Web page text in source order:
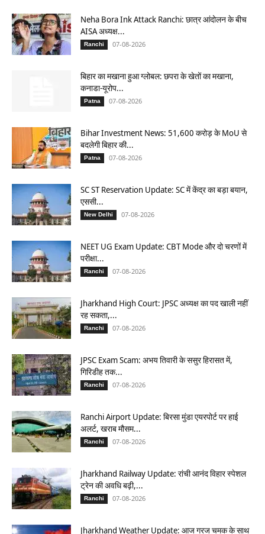
Neha Bora Ink Attack Ranchi: छात्र आंदोलन के बीच
AISA अध्यक्ष...
Ranchi 07-08-2026
बिहार का मखाना हुआ ग्लोबल: छपरा के खेतों का मखाना,
कनाडा-यूरोप...
Patna 07-08-2026
Bihar Investment News: 51,600 करोड़ के MoU से
बदलेगी बिहार की...
Patna 07-08-2026
SC ST Reservation Update: SC में केंद्र का बड़ा बयान,
एससी...
New Delhi 07-08-2026
NEET UG Exam Update: CBT Mode और दो चरणों में
परीक्षा...
Ranchi 07-08-2026
Jharkhand High Court: JPSC अध्यक्ष का पद खाली नहीं
रह सकता,...
Ranchi 07-08-2026
JPSC Exam Scam: अभय तिवारी के ससुर हिरासत में,
गिरिडीह तक...
Ranchi 07-08-2026
Ranchi Airport Update: बिरसा मुंडा एयरपोर्ट पर हाई
अलर्ट, खराब मौसम...
Ranchi 07-08-2026
Jharkhand Railway Update: रांची आनंद विहार स्पेशल
ट्रेन की अवधि बढ़ी,...
Ranchi 07-08-2026
Jharkhand Weather Update: आज गरज चमक के साथ